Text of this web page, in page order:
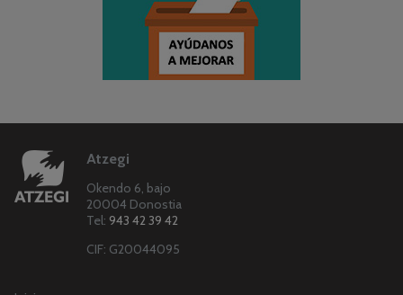
Atzegi
Okendo 6, bajo
20004 Donostia
Tel: 943 42 39 42
CIF: G20044095